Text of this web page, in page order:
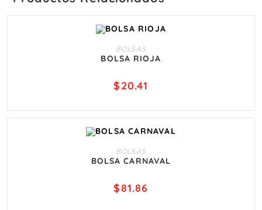
AÑADIR AL CARRITO
BOLSAS
BOLSA RIOJA
$20.41
AÑADIR AL CARRITO
BOLSAS
BOLSA CARNAVAL
$81.86